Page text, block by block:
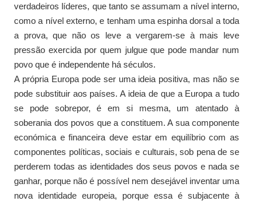
verdadeiros líderes, que tanto se assumam a nível interno,
como a nível externo, e tenham uma espinha dorsal a toda
a prova, que não os leve a vergarem-se à mais leve
pressão exercida por quem julgue que pode mandar num
povo que é independente há séculos.
A própria Europa pode ser uma ideia positiva, mas não se
pode substituir aos países. A ideia de que a Europa a tudo
se pode sobrepor, é em si mesma, um atentado à
soberania dos povos que a constituem. A sua componente
económica e financeira deve estar em equilíbrio com as
componentes políticas, sociais e culturais, sob pena de se
perderem todas as identidades dos seus povos e nada se
ganhar, porque não é possível nem desejável inventar uma
nova identidade europeia, porque essa é subjacente à